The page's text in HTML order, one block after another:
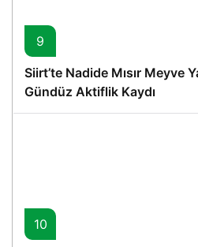
9
Siirt’te Nadide Mısır Meyve
Gündüz Aktiflik Kaydı
10